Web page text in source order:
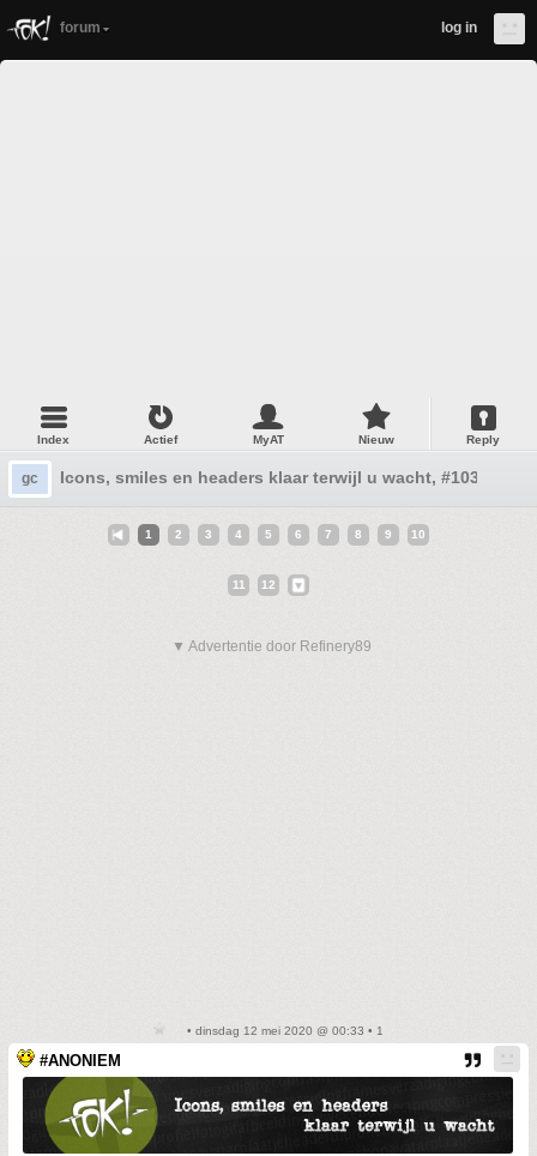
forum log in
Index Actief MyAT Nieuw Reply
gc Icons, smiles en headers klaar terwijl u wacht, #103
1 2 3 4 5 6 7 8 9 10
11 12
▼ Advertentie door Refinery89
• dinsdag 12 mei 2020 @ 00:33 • 1
#ANONIEM